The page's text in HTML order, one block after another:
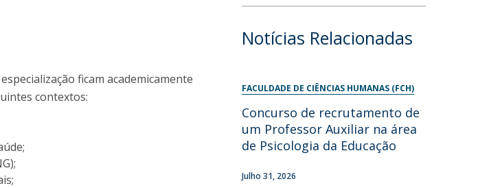
ficam academicamente
contextos:
Notícias Relacionadas
FACULDADE DE CIÊNCIAS HUMANAS (FCH)
Concurso de recrutamento de
um Professor Auxiliar na área
de Psicologia da Educação
Julho 31, 2026